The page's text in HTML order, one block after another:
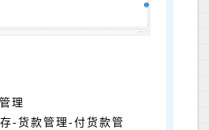
理
-货款管理-付货款管